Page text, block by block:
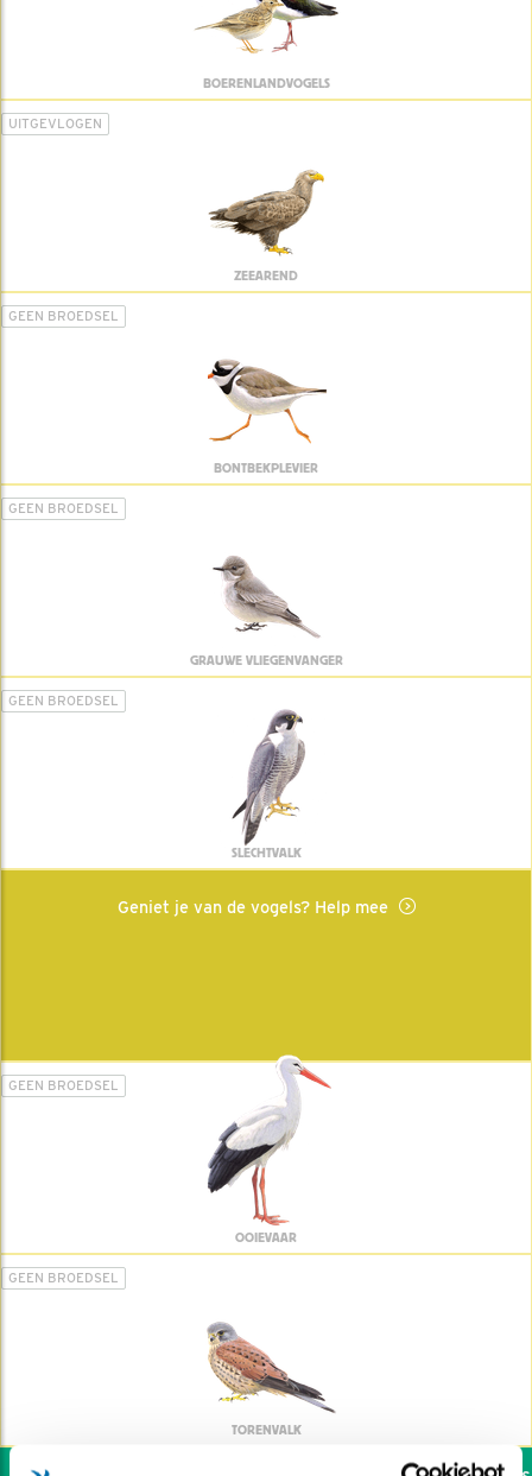
BOERENLANDVOGELS
UITGEVLOGEN
ZEEAREND
GEEN BROEDSEL
BONTBEKPLEVIER
GEEN BROEDSEL
GRAUWE VLIEGENVANGER
GEEN BROEDSEL
SLECHTVALK
Geniet je van de vogels? Help mee
GEEN BROEDSEL
OOIEVAAR
GEEN BROEDSEL
TORENVALK